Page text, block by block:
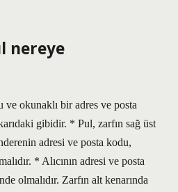
nereye
okunaklı bir adres ve posta
gibidir. * Pul, zarfın sağ üst
adresi ve posta kodu,
* Alıcının adresi ve posta
olmalıdır. Zarfın alt kenarında